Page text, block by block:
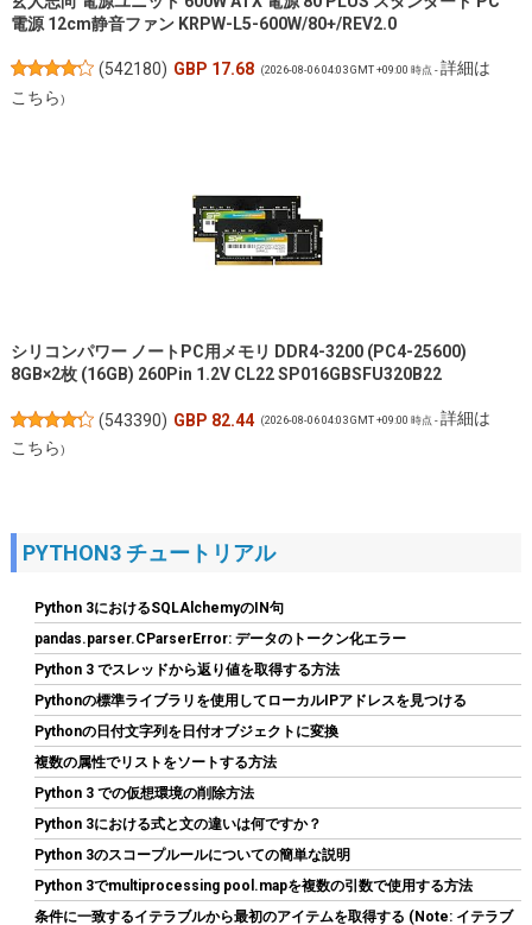
電源 12cm静音ファン KRPW-L5-600W/80+/REV2.0
(542180) GBP 17.68 (2026-08-06 04:03 GMT +09:00 時点 -詳細は
こちら)
シリコンパワー ノートPC用メモリ DDR4-3200 (PC4-25600)
8GB×2枚 (16GB) 260Pin 1.2V CL22 SP016GBSFU320B22
(543390) GBP 82.44 (2026-08-06 04:03 GMT +09:00 時点 -詳細は
こちら)
Hanye SSD 1TB PCIe Gen4x4 M.2 NVMe 2280 ヒートシンク搭載
新型PS5 / PS5動作確認済み R:7400MB/s W:6500MB/s 高耐久3D
NAND TLC HE70 正規代理店品メーカー5年保証
(5462759) GBP 136.98
はこちら)
PYTHON3 チュートリアル
Python 3におけるSQLAlchemyのIN句
pandas.parser.CParserError: データのトークン化エラー
Python 3 でスレッドから返り値を取得する方法
Pythonの標準ライブラリを使用してローカルIPアドレスを見つける
Pythonの日付文字列を日付オブジェクトに変換
複数の属性でリストをソートする方法
Python 3 での仮想環境の削除方法
Python 3における式と文の違いは何ですか？
Python 3のスコープルールについての簡単な説明
Python 3でmultiprocessing pool.mapを複数の引数で使用する方法
条件に一致するイテラブルから最初のアイテムを取得する (Note: イテラブ